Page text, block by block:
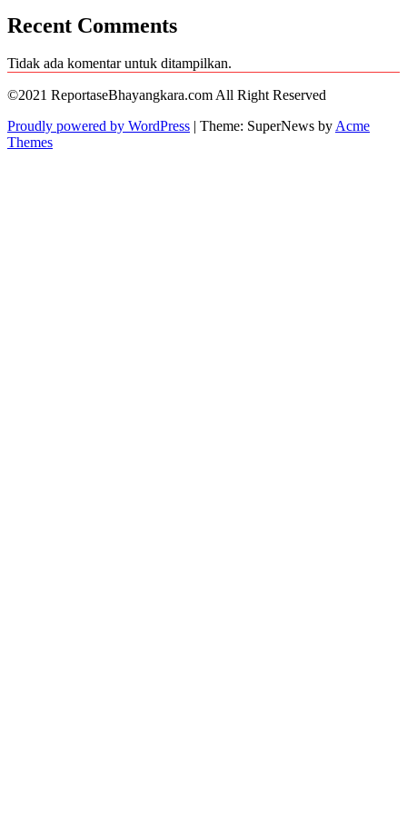
Recent Comments
Tidak ada komentar untuk ditampilkan.
©2021 ReportaseBhayangkara.com All Right Reserved
Proudly powered by WordPress
Theme: SuperNews byAcme
Themes